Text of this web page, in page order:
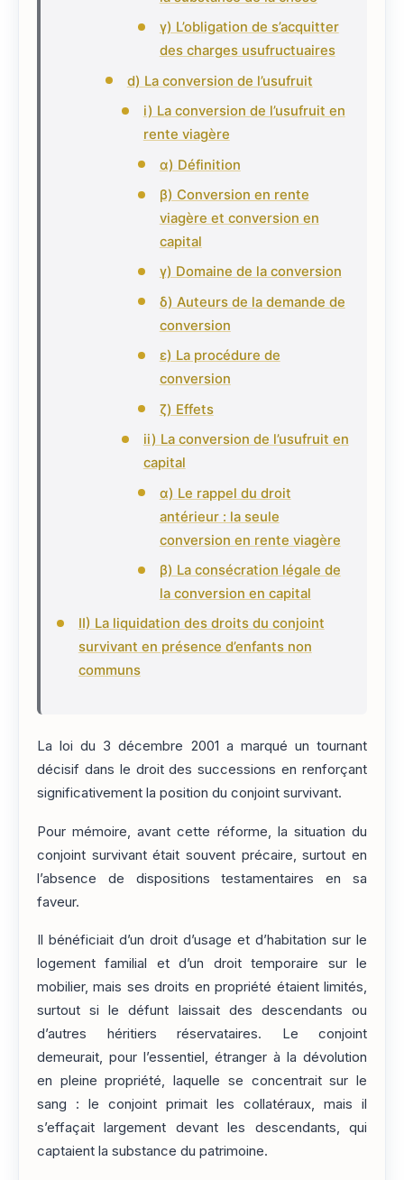
γ) L’obligation de s’acquitter
des charges usufructuaires
d) La conversion de l’usufruit
i) La conversion de l’usufruit en
rente viagère
α) Définition
β) Conversion en rente
viagère et conversion en
capital
γ) Domaine de la conversion
δ) Auteurs de la demande de
conversion
ε) La procédure de
conversion
ζ) Effets
ii) La conversion de l’usufruit en
capital
α) Le rappel du droit
antérieur : la seule
conversion en rente viagère
β) La consécration légale de
la conversion en capital
II) La liquidation des droits du conjoint
survivant en présence d’enfants non
communs
La loi du 3 décembre 2001 a marqué un tournant
décisif dans le droit des successions en renforçant
significativement la position du conjoint survivant.
Pour mémoire, avant cette réforme, la situation du
conjoint survivant était souvent précaire, surtout en
l’absence de dispositions testamentaires en sa
faveur.
Il bénéficiait d’un droit d’usage et d’habitation sur le
logement familial et d’un droit temporaire sur le
mobilier, mais ses droits en propriété étaient limités,
surtout si le défunt laissait des descendants ou
d’autres héritiers réservataires. Le conjoint
demeurait, pour l’essentiel, étranger à la dévolution
en pleine propriété, laquelle se concentrait sur le
sang : le conjoint primait les collatéraux, mais il
s’effaçait largement devant les descendants, qui
captaient la substance du patrimoine.